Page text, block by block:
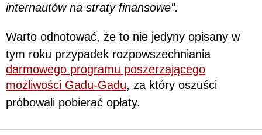
internautów na straty finansowe".
Warto odnotować, że to nie jedyny opisany w
tym roku przypadek rozpowszechniania
darmowego programu poszerzającego
możliwości Gadu-Gadu, za który oszuści
próbowali pobierać opłaty.